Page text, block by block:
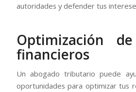
autoridades y defender tus
Optimización
financieros
Un abogado tributario puede
oportunidades para optimizar tus